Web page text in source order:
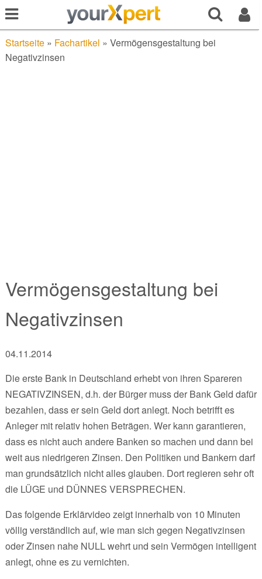
Startseite» Fachartikel » Vermögensgestaltung bei
Negativzinsen
Vermögensgestaltung bei
Negativzinsen
04.11.2014
Die erste Bank in Deutschland erhebt von ihren Spareren
NEGATIVZINSEN, d.h. der Bürger muss der Bank Geld dafür
bezahlen, dass er sein Geld dort anlegt. Noch betrifft es
Anleger mit relativ hohen Beträgen. Wer kann garantieren,
dass es nicht auch andere Banken so machen und dann bei
weit aus niedrigeren Zinsen. Den Politiken und Bankern darf
man grundsätzlich nicht alles glauben. Dort regieren sehr oft
die LÜGE und DÜNNES VERSPRECHEN.
Das folgende Erklärvideo zeigt innerhalb von 10 Minuten
völlig verständlich auf, wie man sich gegen Negativzinsen
oder Zinsen nahe NULL wehrt und sein Vermögen intelligent
anlegt, ohne es zu vernichten.